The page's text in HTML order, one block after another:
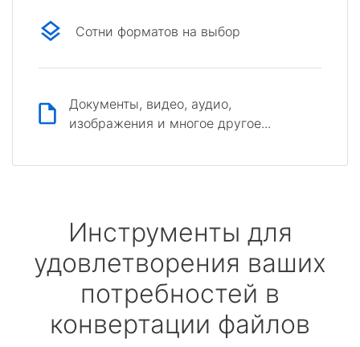
Сотни форматов на выбор
Документы, видео, аудио,
изображения и многое другое...
Инструменты для
удовлетворения ваших
потребностей в
конвертации файлов